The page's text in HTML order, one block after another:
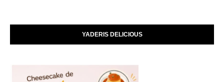
YADERIS DELICIOUS